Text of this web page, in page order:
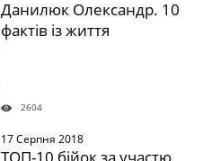
Данилюк Олександр. 10
фактів із життя
2604
17 Серпня 2018